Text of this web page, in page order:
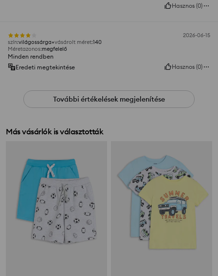
Hasznos (0)
2026-06-15
szín:világossárga vásárolt méret:140
Méretazonos:megfelelő
Minden rendben
Eredeti megtekintése
Hasznos (0)
További értékelések megjelenítése
Más vásárlók is választották